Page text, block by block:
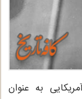
به عنوان